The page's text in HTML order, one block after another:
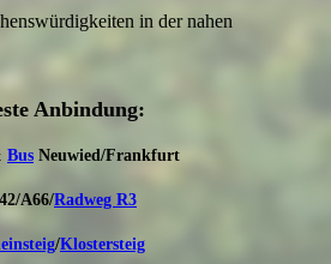
in der nahen
An­bindung:
Bus Neuwied/Frankfurt
A66/Radweg R3
/Klostersteig